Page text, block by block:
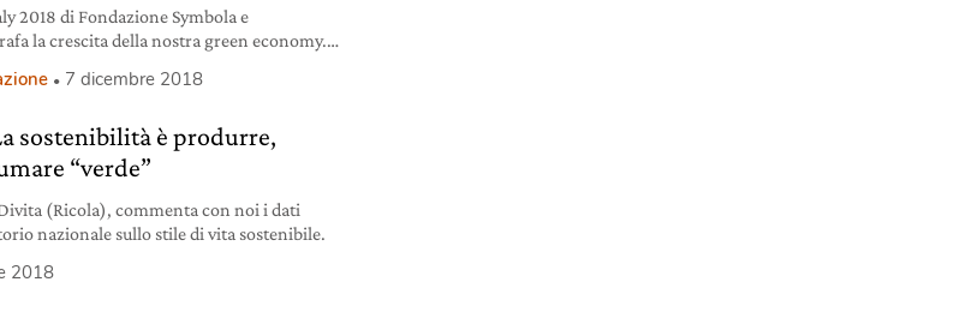
2018 di Fondazione Symbola e
la crescita della nostra green economy.
7 dicembre 2018
sostenibilità è produrre,
“verde”
(Ricola), commenta con noi i dati
nazionale sullo stile di vita sostenibile.
2018